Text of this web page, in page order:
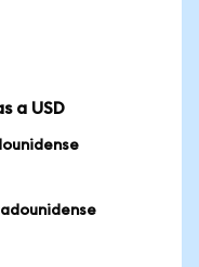
a USD